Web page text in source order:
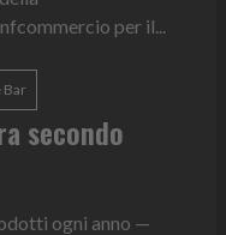
per il...
Bar
secondo
ogni anno —